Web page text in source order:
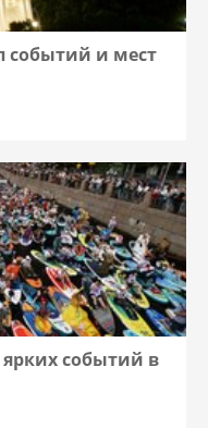
событий и мест
событий в